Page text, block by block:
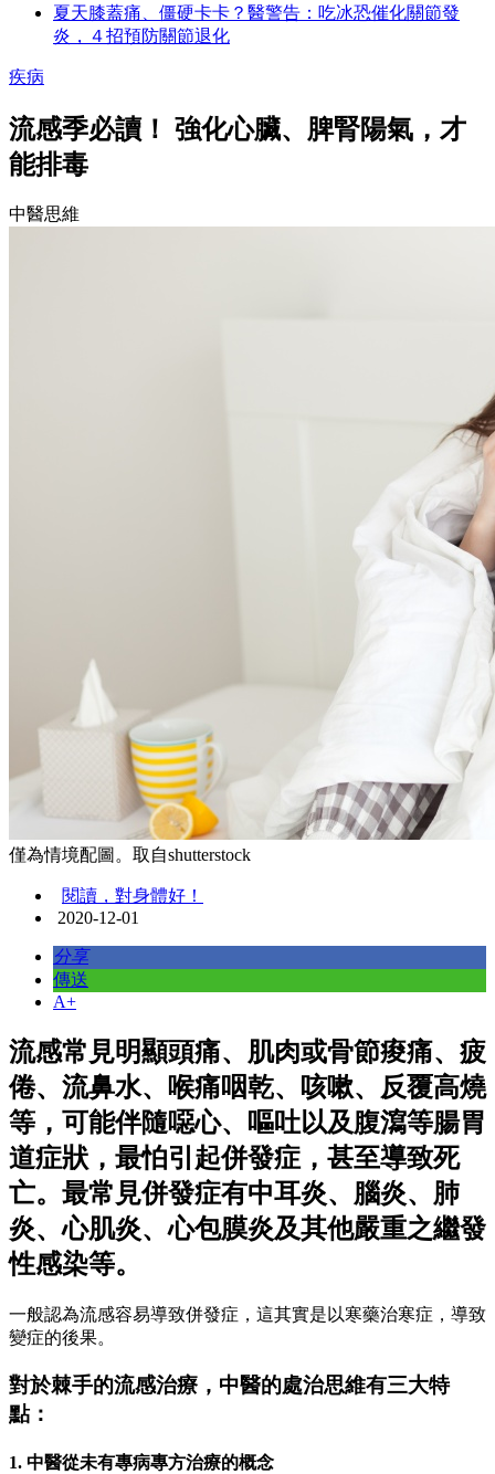
夏天膝蓋痛、僵硬卡卡？醫警告：吃冰恐催化關節發
炎，４招預防關節退化
疾病
流感季必讀！ 強化心臟、脾腎陽氣，才
能排毒
中醫思維
僅為情境配圖。取自shutterstock
閱讀，對身體好！
2020-12-01
分享
傳送
A+
流感常見明顯頭痛、肌肉或骨節痠痛、疲
倦、流鼻水、喉痛咽乾、咳嗽、反覆高燒
等，可能伴隨噁心、嘔吐以及腹瀉等腸胃
道症狀，最怕引起併發症，甚至導致死
亡。最常見併發症有中耳炎、腦炎、肺
炎、心肌炎、心包膜炎及其他嚴重之繼發
性感染等。
一般認為流感容易導致併發症，這其實是以寒藥治寒症，導致
變症的後果。
對於棘手的流感治療，中醫的處治思維有三大特
點：
1. 中醫從未有專病專方治療的概念